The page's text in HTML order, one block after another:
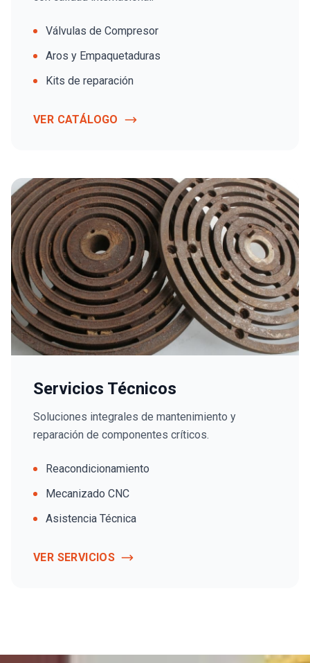
Válvulas de Compresor
Aros y Empaquetaduras
Kits de reparación
VER CATÁLOGO
Servicios Técnicos
Soluciones integrales de mantenimiento y
reparación de componentes críticos.
Reacondicionamiento
Mecanizado CNC
Asistencia Técnica
VER SERVICIOS